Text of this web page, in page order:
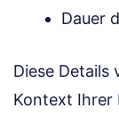
Dauer
Diese Details
Kontext Ihrer